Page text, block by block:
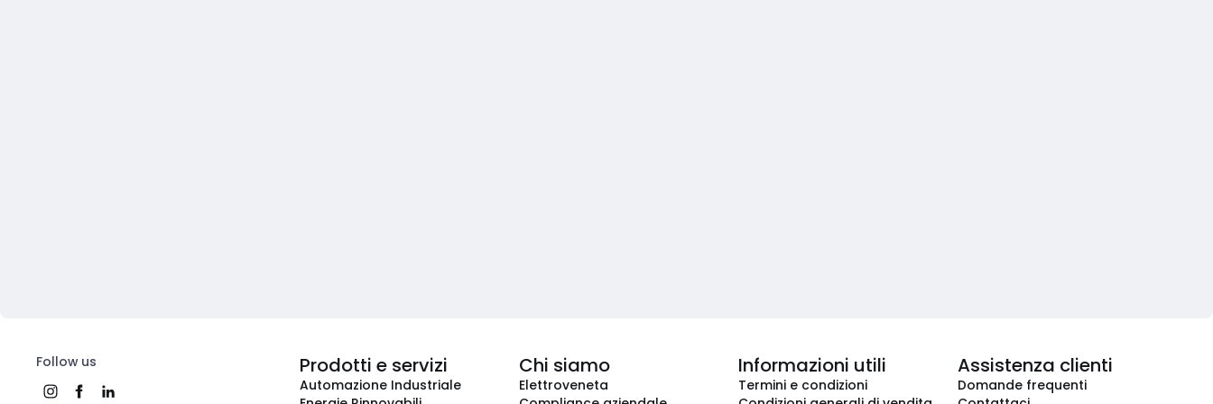
Follow us Prodotti e servizi
Automazione Industriale
Chi siamo
Elettroveneta
Informazioni utili
Termini e condizioni
Assistenza clienti
Domande frequenti